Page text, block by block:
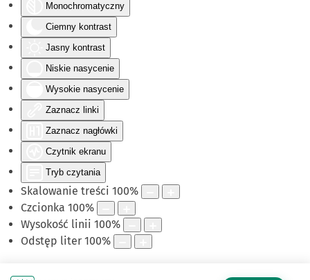
Monochromatyczny
Ciemny kontrast
Jasny kontrast
Niskie nasycenie
Wysokie nasycenie
Zaznacz linki
Zaznacz nagłówki
Czytnik ekranu
Tryb czytania
Skalowanie treści 100%
Czcionka 100%
Wysokość linii 100%
Odstęp liter 100%